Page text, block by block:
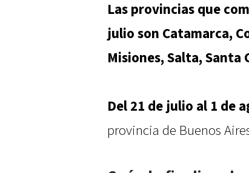
Las provincias que
julio son Catamarca,
Misiones, Salta, Santa
Del 21 de julio al 1 de
provincia de Buenos